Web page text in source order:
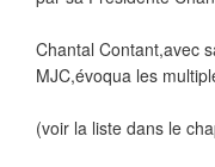
Chantal Contant,avec
MJC,évoqua les
(voir la liste dans le